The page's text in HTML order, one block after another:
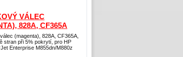
VÁLEC
828A, CF365A
(magenta), 828A, CF365A,
stran při 5% pokrytí, pro HP
Enterprise M855dn/M880z